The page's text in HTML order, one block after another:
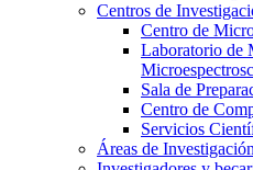
Centros de
Centro de
Laboratorio de
Sala de
Centro de
Servicios
Áreas de Investigación